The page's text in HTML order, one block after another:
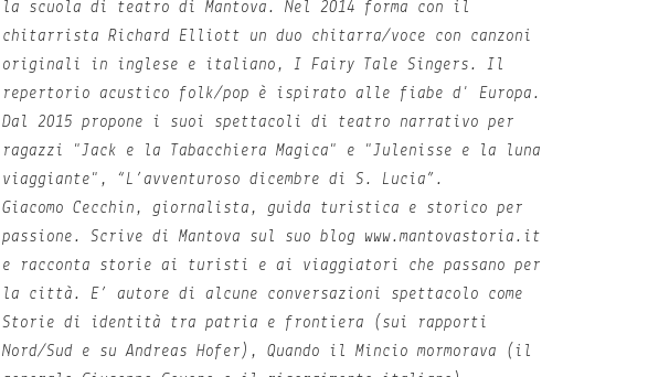
la scuola di teatro di Mantova. Nel 2014 forma con il
chitarrista Richard Elliott un duo chitarra/voce con canzoni
originali in inglese e italiano, I Fairy Tale Singers. Il
repertorio acustico folk/pop è ispirato alle fiabe d' Europa.
Dal 2015 propone i suoi spettacoli di teatro narrativo per
ragazzi "Jack e la Tabacchiera Magica" e "Julenisse e la luna
viaggiante", “L’avventuroso dicembre di S. Lucia”.
Giacomo Cecchin, giornalista, guida turistica e storico per
passione. Scrive di Mantova sul suo blog www.mantovastoria.it
e racconta storie ai turisti e ai viaggiatori che passano per
la città. E’ autore di alcune conversazioni spettacolo come
Storie di identità tra patria e frontiera (sui rapporti
Nord/Sud e su Andreas Hofer), Quando il Mincio mormorava (il